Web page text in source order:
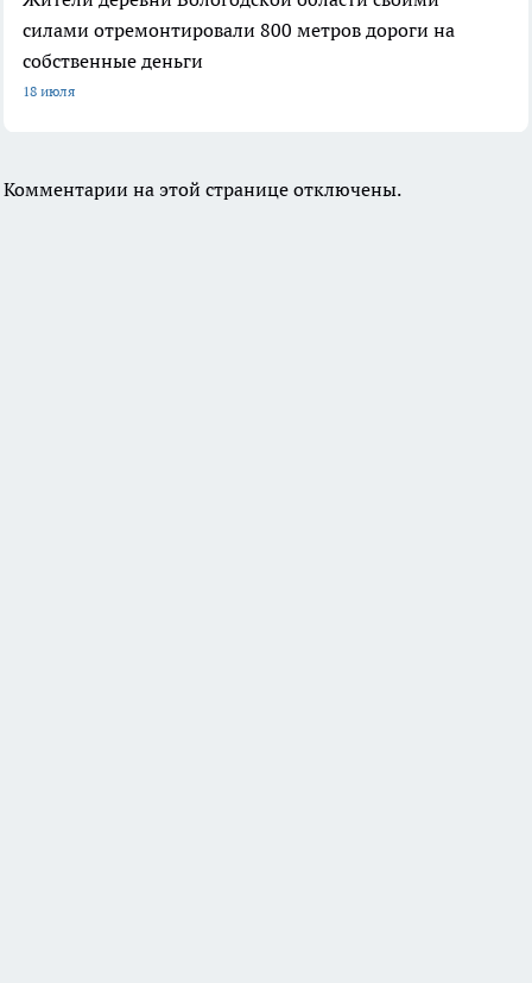
силами отремонтировали 800 метров дороги на
собственные деньги
18 июля
Комментарии на этой странице отключены.